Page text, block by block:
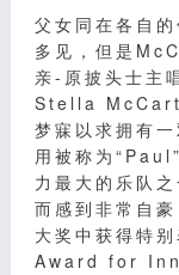
父女同在各自
多见，但是
亲-原披头士主
Stella
梦寐以求拥有
用被称为
力最大的乐队
而感到非常自
大奖中获得特
Award for